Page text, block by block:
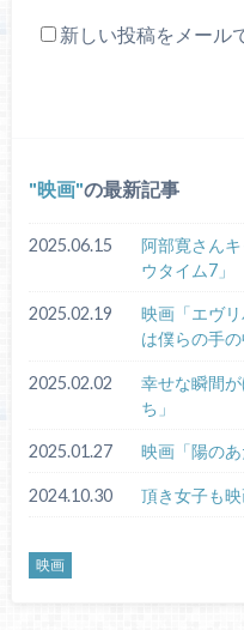
新しい投稿をメール
映画 の最新記事
2025.06.15
阿部寛さん
ウタイム7」
2025.02.19
映画「エヴ
は僕らの手の
2025.02.02
幸せな瞬間
ち」
2025.01.27 映画「陽のあ
2024.10.30 頂き女子も映
映画